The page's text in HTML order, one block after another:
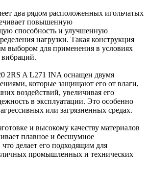
два рядом расположенных игольчатых
повышенную
способность и улучшенную
нагрузки. Такая конструкция
выбором для применения в условиях
2RS A L271 INA оснащен двумя
которые защищают его от влаги,
воздействий, увеличивая его
в эксплуатации. Это особенно
или загрязненных средах.
и высокому качеству материалов
плавное и бесшумное
делает его подходящим для
промышленных и технических